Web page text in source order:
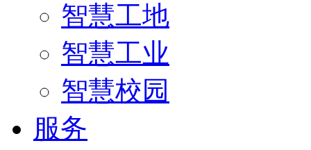
智慧工地
智慧工业
智慧校园
服务